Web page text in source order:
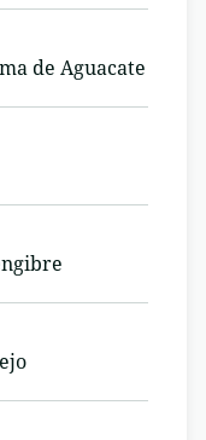
de Aguacate